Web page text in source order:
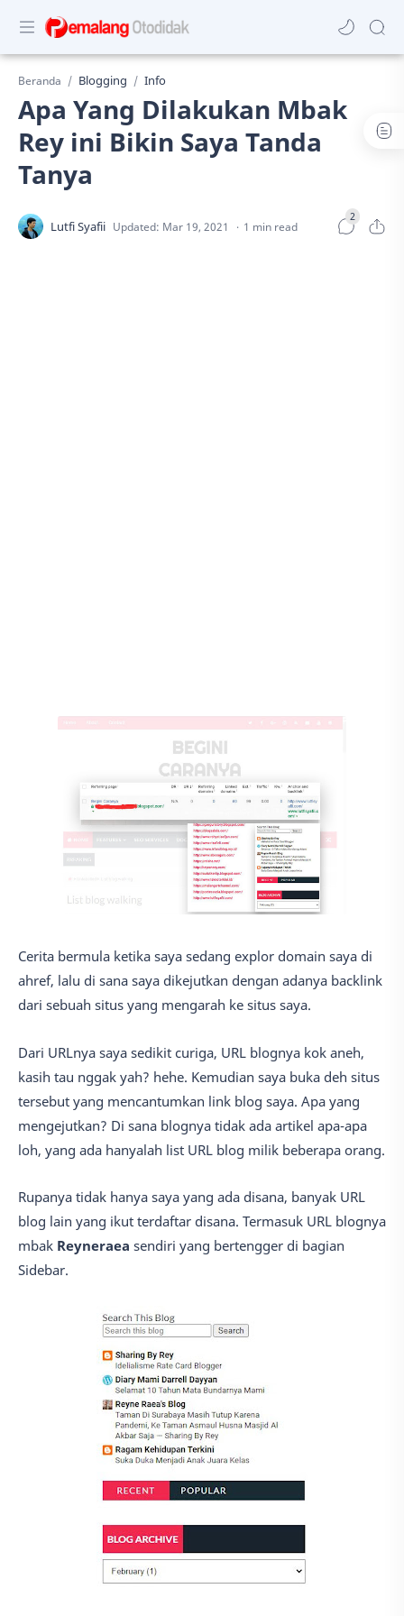
Beranda Blogging Info
Apa Yang Dilakukan Mbak
Rey ini Bikin Saya Tanda
Tanya
1 min read
Cerita bermula ketika saya sedang explor domain saya di
ahref, lalu di sana saya dikejutkan dengan adanya backlink
dari sebuah situs yang mengarah ke situs saya.
Dari URLnya saya sedikit curiga, URL blognya kok aneh,
kasih tau nggak yah? hehe. Kemudian saya buka deh situs
tersebut yang mencantumkan link blog saya. Apa yang
mengejutkan? Di sana blognya tidak ada artikel apa-apa
loh, yang ada hanyalah list URL blog milik beberapa orang.
Rupanya tidak hanya saya yang ada disana, banyak URL
blog lain yang ikut terdaftar disana. Termasuk URL blognya
mbak Reyneraea sendiri yang bertengger di bagian
Sidebar.